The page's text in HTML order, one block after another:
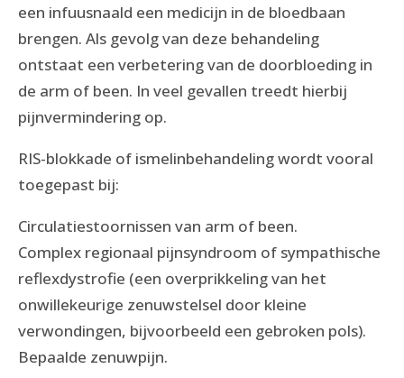
een infuusnaald een medicijn in de bloedbaan
brengen. Als gevolg van deze behandeling
ontstaat een verbetering van de doorbloeding in
de arm of been. In veel gevallen treedt hierbij
pijnvermindering op.
RIS-blokkade of ismelinbehandeling wordt vooral
toegepast bij:
Circulatiestoornissen van arm of been.
Complex regionaal pijnsyndroom of sympathische
reflexdystrofie (een overprikkeling van het
onwillekeurige zenuwstelsel door kleine
verwondingen, bijvoorbeeld een gebroken pols).
Bepaalde zenuwpijn.